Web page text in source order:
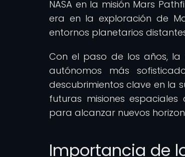
NASA en la misión Mars
era en la exploración de
entornos planetarios
Con el paso de los años,
autónomos más
descubrimientos clave en la
futuras misiones
para alcanzar nuevos
Importancia de